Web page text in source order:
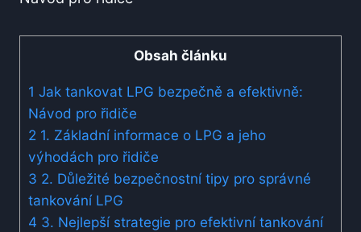
Obsah článku
1 Jak tankovat LPG bezpečně a efektivně:
Návod pro ⁣řidiče
2 1. Základní informace⁣ o LPG a jeho
výhodách pro řidiče
3 2. Důležité bezpečnostní​ tipy pro správné
tankování LPG
4 3. Nejlepší strategie pro efektivní tankování